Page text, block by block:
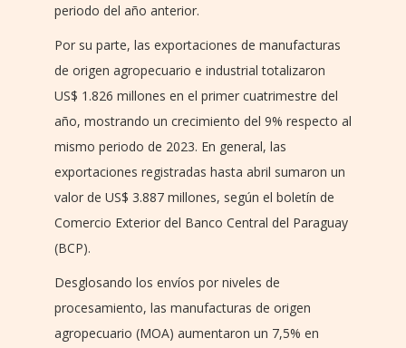
periodo del año anterior.
Por su parte, las exportaciones de manufacturas
de origen agropecuario e industrial totalizaron
US$ 1.826 millones en el primer cuatrimestre del
año, mostrando un crecimiento del 9% respecto al
mismo periodo de 2023. En general, las
exportaciones registradas hasta abril sumaron un
valor de US$ 3.887 millones, según el boletín de
Comercio Exterior del Banco Central del Paraguay
(BCP).
Desglosando los envíos por niveles de
procesamiento, las manufacturas de origen
agropecuario (MOA) aumentaron un 7,5% en